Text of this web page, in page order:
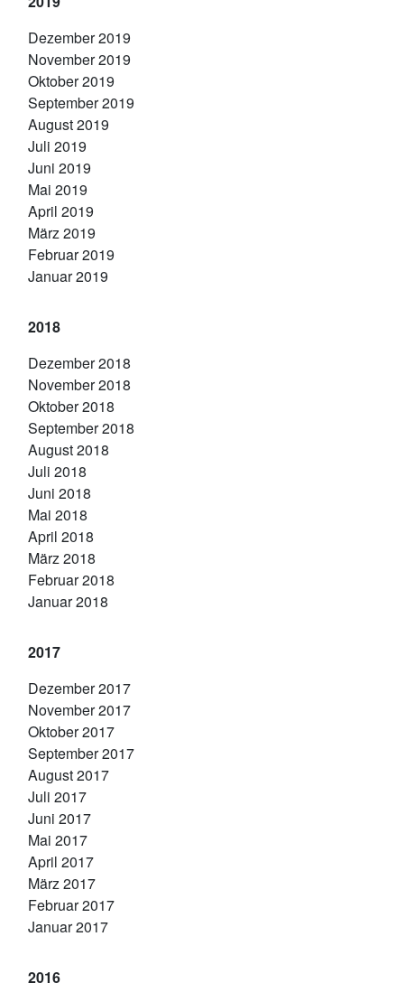
Dezember 2019
November 2019
Oktober 2019
September 2019
August 2019
Juli 2019
Juni 2019
Mai 2019
April 2019
März 2019
Februar 2019
Januar 2019
2018
Dezember 2018
November 2018
Oktober 2018
September 2018
August 2018
Juli 2018
Juni 2018
Mai 2018
April 2018
März 2018
Februar 2018
Januar 2018
2017
Dezember 2017
November 2017
Oktober 2017
September 2017
August 2017
Juli 2017
Juni 2017
Mai 2017
April 2017
März 2017
Februar 2017
Januar 2017
2016